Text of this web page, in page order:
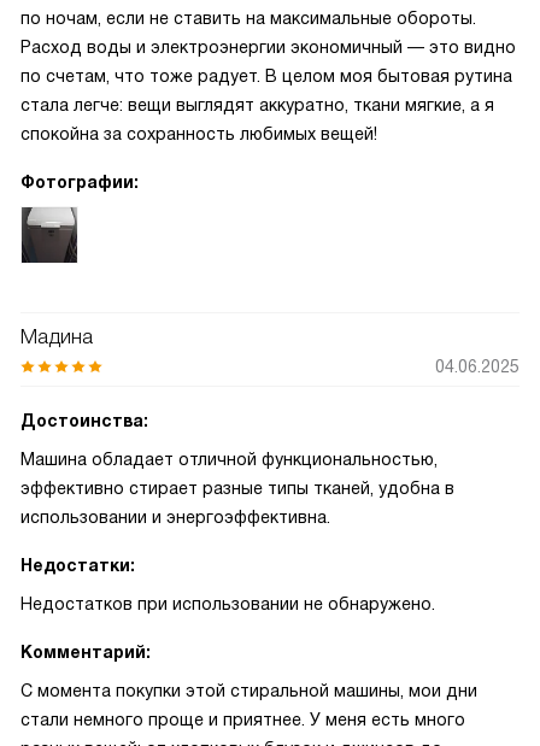
по ночам, если не ставить на максимальные обороты.
Расход воды и электроэнергии экономичный — это видно
по счетам, что тоже радует. В целом моя бытовая рутина
стала легче: вещи выглядят аккуратно, ткани мягкие, а я
спокойна за сохранность любимых вещей!
Фотографии:
Мадина
04.06.2025
Достоинства:
Машина обладает отличной функциональностью,
эффективно стирает разные типы тканей, удобна в
использовании и энергоэффективна.
Недостатки:
Недостатков при использовании не обнаружено.
Комментарий:
С момента покупки этой стиральной машины, мои дни
стали немного проще и приятнее. У меня есть много